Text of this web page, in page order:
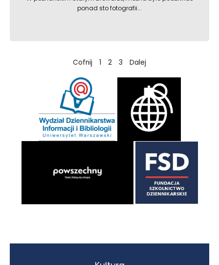
ponad sto fotografii...
Cofnij 1 2 3 Dalej